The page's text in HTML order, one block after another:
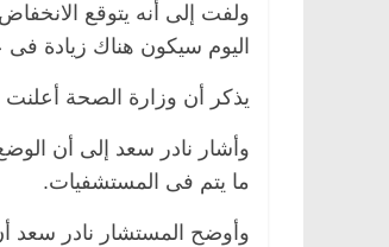
ولفت إلى أنه يتوقع
اليوم سيكون هناك زيادة فى عدد
يذكر أن وزارة الصحة أعلنت أمس تسجيل 573 حالة جديدة
وأشار نادر سعد إلى أن
ما يتم فى المستشفيات.
وأوضح المستشار نادر سعد